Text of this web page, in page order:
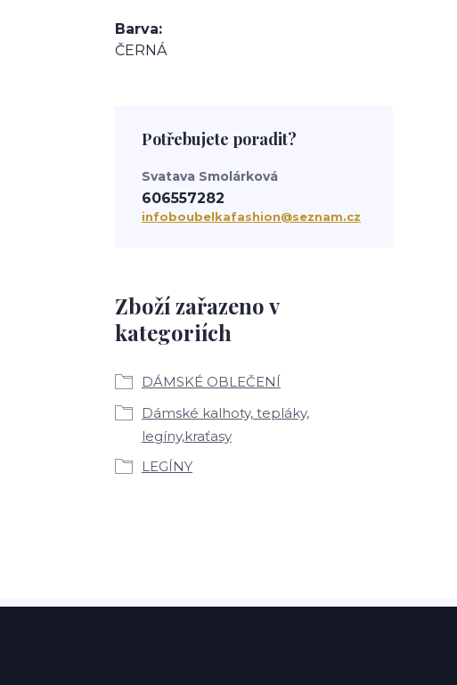
Barva
ČERNÁ
Zboží zařazeno v
kategoriích
DÁMSKÉ OBLEČENÍ
Dámské kalhoty, tepláky,
legíny,kraťasy
LEGÍNY
Potřebujete poradit?
Svatava Smolárková
606557282
infoboubelkafashion@seznam.cz